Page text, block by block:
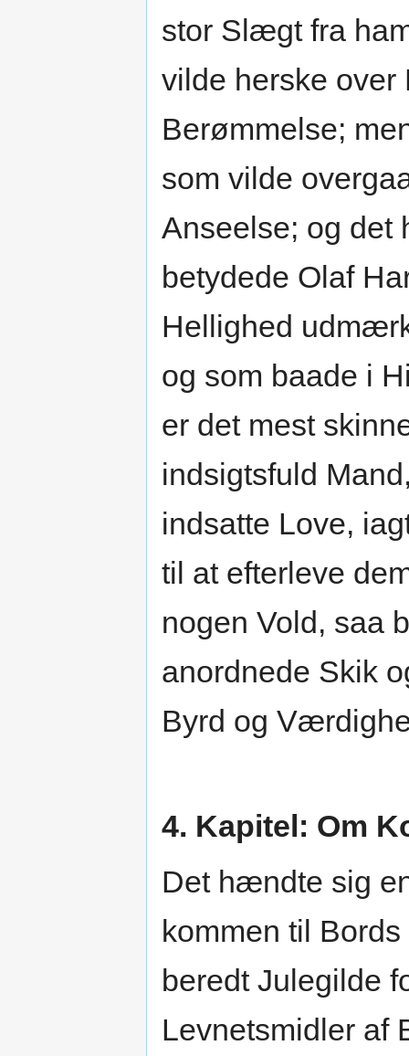
stor Slægt fra
vilde herske over
Berømmelse;
som vilde
Anseelse; og det
betydede Olaf
Hellighed
og som baade i
er det mest
indsigtsfuld
indsatte Love,
til at efterleve
nogen Vold, saa
anordnede Skik
Byrd og
4. Kapitel: Om
Det hændte sig
kommen til
beredt Julegilde
Levnetsmidler af